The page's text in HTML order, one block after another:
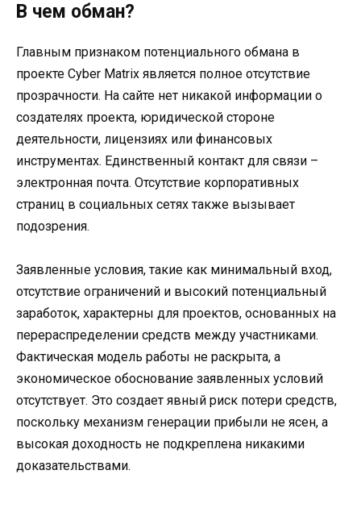
В чем обман?
Главным признаком потенциального обмана в
проекте Cyber Matrix является полное отсутствие
прозрачности. На сайте нет никакой информации о
создателях проекта, юридической стороне
деятельности, лицензиях или финансовых
инструментах. Единственный контакт для связи –
электронная почта. Отсутствие корпоративных
страниц в социальных сетях также вызывает
подозрения.
Заявленные условия, такие как минимальный вход,
отсутствие ограничений и высокий потенциальный
заработок, характерны для проектов, основанных на
перераспределении средств между участниками.
Фактическая модель работы не раскрыта, а
экономическое обоснование заявленных условий
отсутствует. Это создает явный риск потери средств,
поскольку механизм генерации прибыли не ясен, а
высокая доходность не подкреплена никакими
доказательствами.